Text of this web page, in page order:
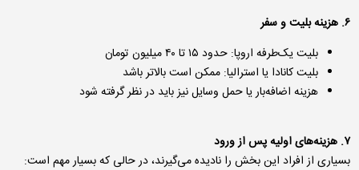
۶. هزینه بلیت و سفر
بلیت یک‌طرفه اروپا: حدود ۱۵ تا ۴۰ میلیون تومان
بلیت کانادا یا استرالیا: ممکن است بالاتر باشد
هزینه اضافه‌بار یا حمل وسایل نیز باید در نظر گرفته شود
۷. هزینه‌های اولیه پس از ورود
بسیاری از افراد این بخش را نادیده می‌گیرند، در حالی که بسیار مهم است: